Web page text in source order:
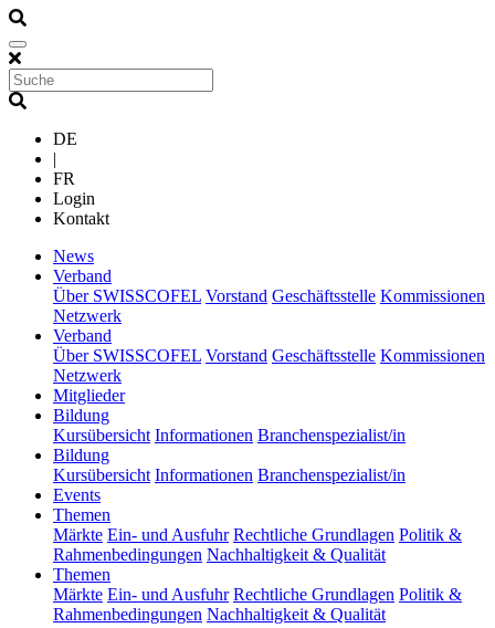
DE
|
FR
Login
Kontakt
News(current)
Verband
Über SWISSCOFEL Vorstand Geschäftsstelle Kommissionen
Netzwerk
Verband
Über SWISSCOFEL Vorstand Geschäftsstelle Kommissionen
Netzwerk
Mitglieder(current)
Bildung(current)
Kursübersicht Informationen Branchenspezialist/in
Bildung(current)
Kursübersicht Informationen Branchenspezialist/in
Events(current)
Themen
Märkte Ein- und Ausfuhr Rechtliche Grundlagen Politik &
Rahmenbedingungen Nachhaltigkeit & Qualität
Themen
Märkte Ein- und Ausfuhr Rechtliche Grundlagen Politik &
Rahmenbedingungen Nachhaltigkeit & Qualität